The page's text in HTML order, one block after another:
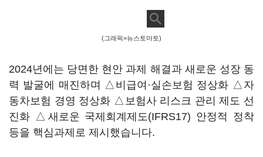
(그래픽=뉴스토마토)
2024년에는 당면한 현안 과제 해결과 새로운 성장 동
력 발굴에 매진하며 △비급여·실손보험 정상화 △자
동차보험 경영 정상화 △보험사 리스크 관리 제도 선
진화 △새로운 국제회계제도(IFRS17) 안정적 정착
등을 핵심과제로 제시했습니다.